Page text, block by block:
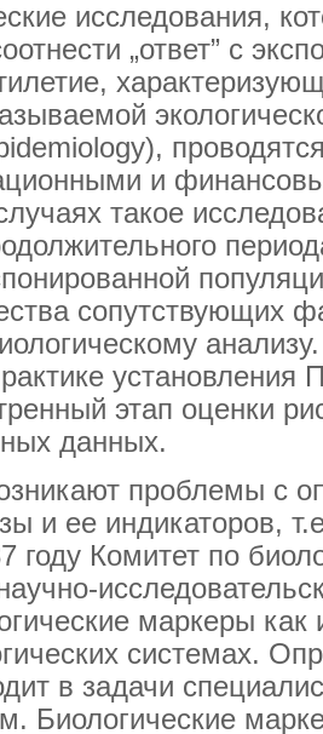
исследования,
„ответ” с
и
такое
сопутствующих
этап оценки
данных.
проблемы с
и ее индикаторов,
году Комитет по
маркеры
системах.
в задачи
Биологические